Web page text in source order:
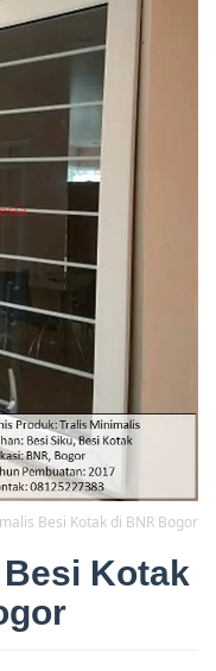
Besi Kotak di BNR Bogor
Kotak